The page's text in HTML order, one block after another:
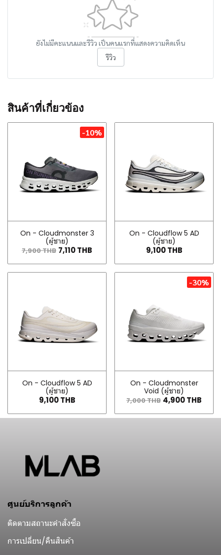
ยังไม่มีคะแนนและรีวิว เป็นคนแรกที่แสดงความคิดเห็น
รีวิว
สินค้าที่เกี่ยวข้อง
-10%
On - Cloudmonster 3
(ผู้ชาย)
7,900 THB 7,110 THB
On - Cloudflow 5 AD
(ผู้ชาย)
9,100 THB
On - Cloudflow 5 AD
(ผู้ชาย)
9,100 THB
-30%
On - Cloudmonster
Void (ผู้ชาย)
7,000 THB 4,900 THB
ศูนย์บริการลูกค้า
ติดตามสถานะคำสั่งซื้อ
การเปลี่ยน/คืนสินค้า